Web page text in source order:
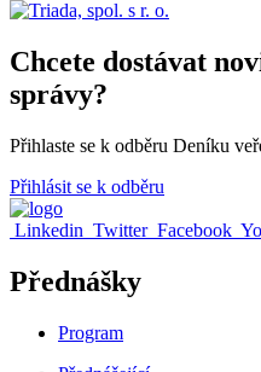
Chcete dostávat
správy?
Přihlaste se k odběru Deníku
Přihlásit se k odběru
Linkedin Twitter Facebook
Přednášky
Program